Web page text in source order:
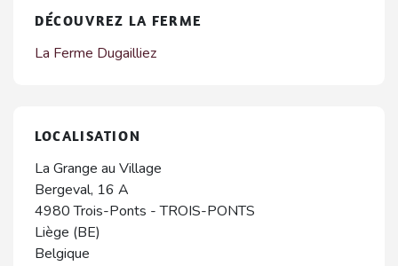
DÉCOUVREZ LA FERME
La Ferme Dugailliez
LOCALISATION
La Grange au Village
Bergeval, 16 A
4980 Trois-Ponts -TROIS-PONTS
Liège (BE)
Belgique